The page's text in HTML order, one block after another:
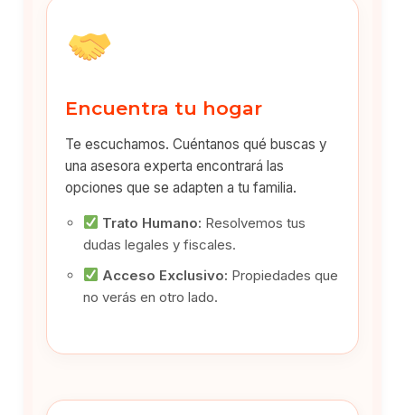
Encuentra tu hogar
Te escuchamos. Cuéntanos qué buscas y
una asesora experta encontrará las
opciones que se adapten a tu familia.
Trato Humano: Resolvemos tus
dudas legales y fiscales.
Acceso Exclusivo: Propiedades que
no verás en otro lado.